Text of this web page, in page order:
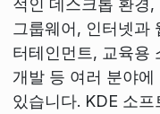
그룹웨어, 인터넷과
터테인먼트, 교육용
개발 등 여러 분야
있습니다. KDE 소